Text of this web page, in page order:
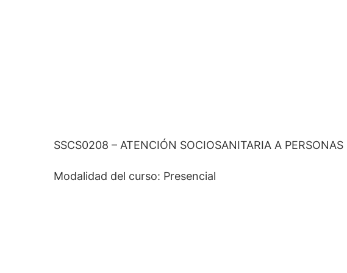
SSCS0208 – ATENCIÓN SOCIOSANITARIA A
Modalidad del curso: Presencial